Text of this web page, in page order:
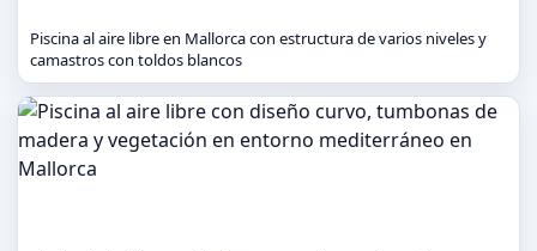
Piscina al aire libre en Mallorca con estructura de varios niveles y
camastros con toldos blancos